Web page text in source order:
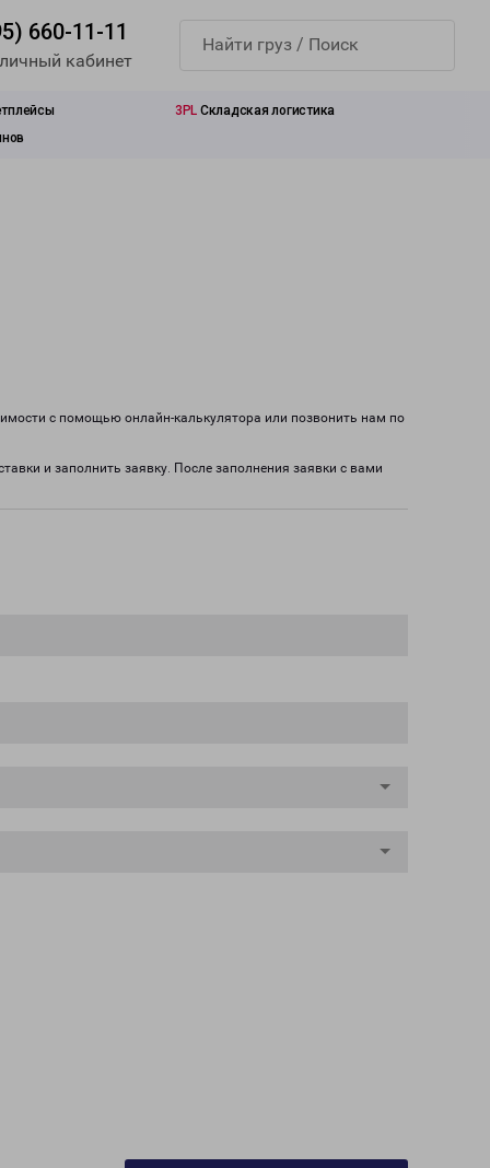
660-11-11
кабинет
3PL Складская логистика
с помощью онлайн-калькулятора или позвонить нам по
и заполнить заявку. После заполнения заявки с вами